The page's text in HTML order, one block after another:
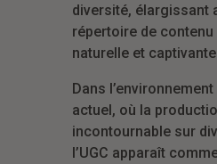
diversité, élargissant
répertoire de contenu
naturelle et captivante.
Dans
actuel, où la
incontournable sur
l’UGC apparaît